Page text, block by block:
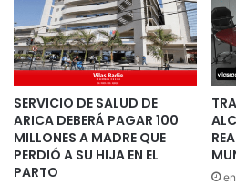
SERVICIO DE SALUD DE
ARICA DEBERÁ PAGAR 100
MILLONES A MADRE QUE
PERDIÓ A SU HIJA EN EL
PARTO